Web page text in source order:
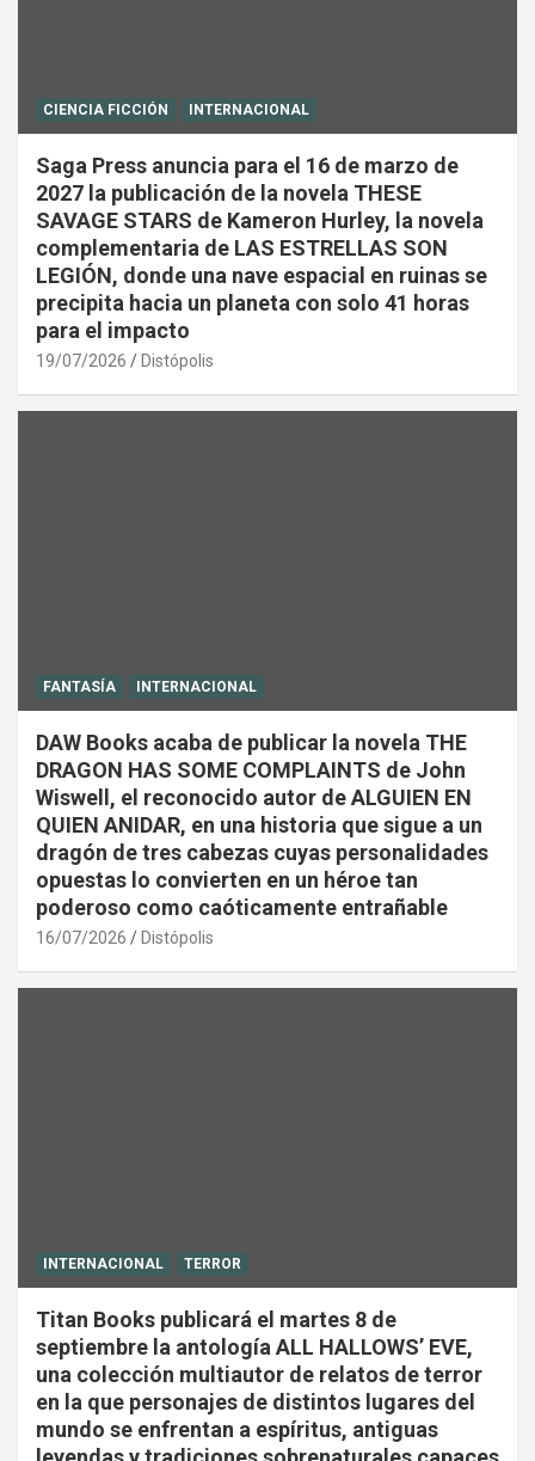
CIENCIA FICCIÓN INTERNACIONAL
Saga Press anuncia para el 16 de marzo de
2027 la publicación de la novela THESE
SAVAGE STARS de Kameron Hurley, la novela
complementaria de LAS ESTRELLAS SON
LEGIÓN, donde una nave espacial en ruinas se
precipita hacia un planeta con solo 41 horas
para el impacto
19/07/2026 Distópolis
FANTASÍA INTERNACIONAL
DAW Books acaba de publicar la novela THE
DRAGON HAS SOME COMPLAINTS de John
Wiswell, el reconocido autor de ALGUIEN EN
QUIEN ANIDAR, en una historia que sigue a un
dragón de tres cabezas cuyas personalidades
opuestas lo convierten en un héroe tan
poderoso como caóticamente entrañable
16/07/2026 Distópolis
INTERNACIONAL TERROR
Titan Books publicará el martes 8 de
septiembre la antología ALL HALLOWS’ EVE,
una colección multiautor de relatos de terror
en la que personajes de distintos lugares del
mundo se enfrentan a espíritus, antiguas